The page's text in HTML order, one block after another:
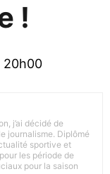
!
20h00
j’ai décidé de
journalisme. Diplômé
sportive et
les période de
pour la saison